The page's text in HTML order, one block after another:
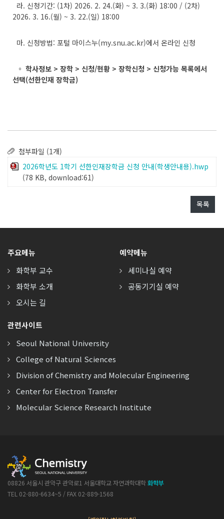
라. 신청기간: (1차) 2026. 2. 24.(화) ~ 3. 3.(화) 18:00 / (2차)
2026. 3. 16.(월) ~ 3. 22.(일) 18:00
마. 신청방법: 포털 마이스누(my.snu.ac.kr)에서 온라인 신청
◦ 학사정보 > 장학 > 신청/현황 > 장학신청 > 신청가능 목록에서
선택(선한인재 장학금)
첨부파일 (1개)
2026학년도 1학기 선한인재장학금 신청 안내(학생안내용).hwp
(78 KB, download:61)
목록
주요메뉴
화학부 교수
화학부 소개
오시는 길
예약메뉴
세미나실 예약
공동기기실 예약
관련사이트
Seoul National University
College of Natural Sciences
Division of Chemistry and Molecular Engineering
Center for Electron Transfer
Molecular Science Research Institute
08826 서울시 관악구 관악로1 서울대학교 자연과학대학화학부
TEL 02-880-6634~5 / FAX 02-889-1568